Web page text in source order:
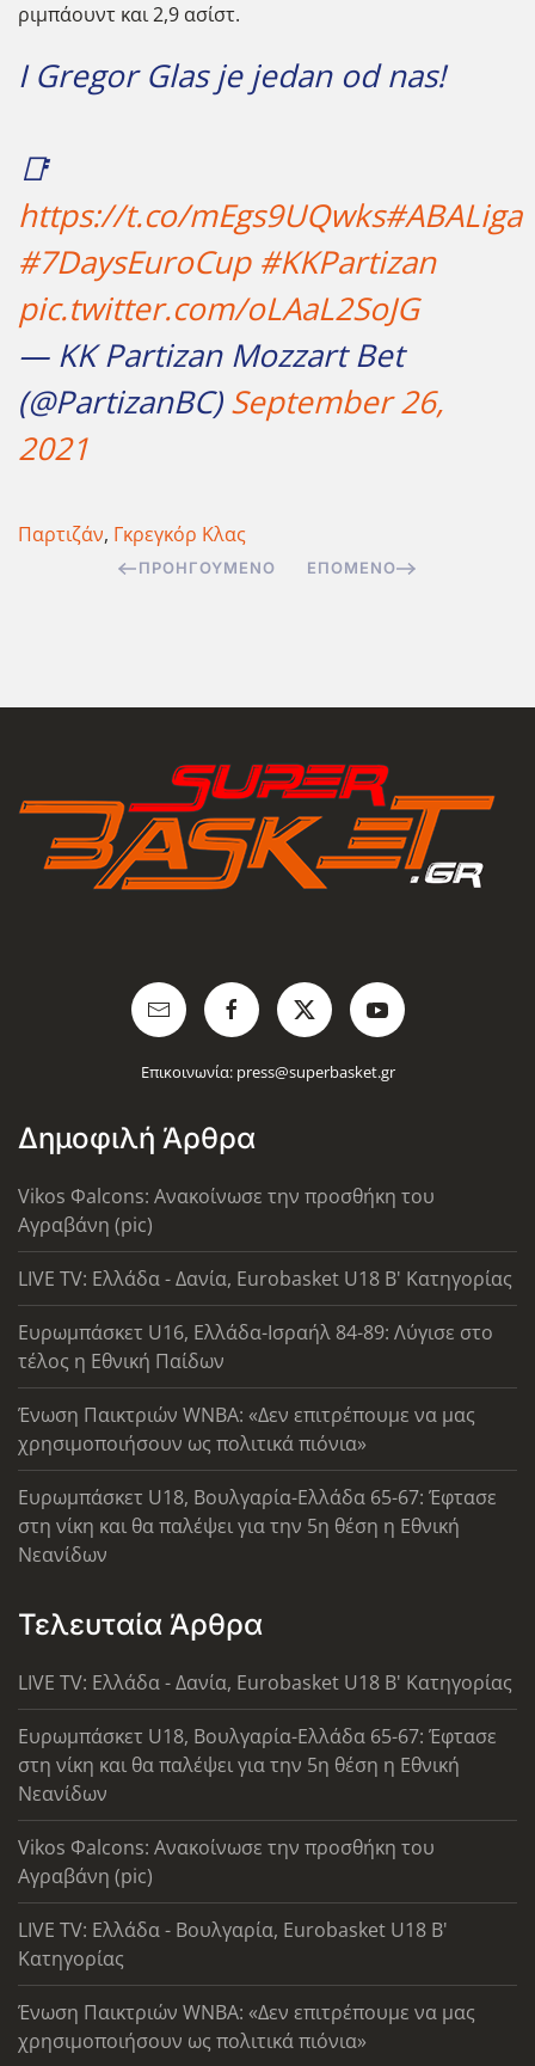
ριμπάουντ και 2,9 ασίστ.
I Gregor Glas je jedan od nas!
📑
https://t.co/mEgs9UQwks#ABALiga
#7DaysEuroCup #KKPartizan
pic.twitter.com/oLAaL2SoJG
— KK Partizan Mozzart Bet
(@PartizanBC)September 26,
2021
Παρτιζάν, Γκρεγκόρ Κλας
ΠΡΟΗΓΟΎΜΕΝΟ ΕΠΌΜΕΝΟ
Επικοινωνία: press@superbasket.gr
Δημοφιλή Άρθρα
Vikos Φalcons: Ανακοίνωσε την προσθήκη του
Αγραβάνη (pic)
LIVE TV: Ελλάδα - Δανία, Eurobasket U18 Β' Κατηγορίας
Ευρωμπάσκετ U16, Ελλάδα-Ισραήλ 84-89: Λύγισε στο
τέλος η Εθνική Παίδων
Ένωση Παικτριών WNBA: «Δεν επιτρέπουμε να μας
χρησιμοποιήσουν ως πολιτικά πιόνια»
Ευρωμπάσκετ U18, Βουλγαρία-Ελλάδα 65-67: Έφτασε
στη νίκη και θα παλέψει για την 5η θέση η Εθνική
Νεανίδων
Τελευταία Άρθρα
LIVE TV: Ελλάδα - Δανία, Eurobasket U18 Β' Κατηγορίας
Ευρωμπάσκετ U18, Βουλγαρία-Ελλάδα 65-67: Έφτασε
στη νίκη και θα παλέψει για την 5η θέση η Εθνική
Νεανίδων
Vikos Φalcons: Ανακοίνωσε την προσθήκη του
Αγραβάνη (pic)
LIVE TV: Ελλάδα - Βουλγαρία, Eurobasket U18 Β'
Κατηγορίας
Ένωση Παικτριών WNBA: «Δεν επιτρέπουμε να μας
χρησιμοποιήσουν ως πολιτικά πιόνια»